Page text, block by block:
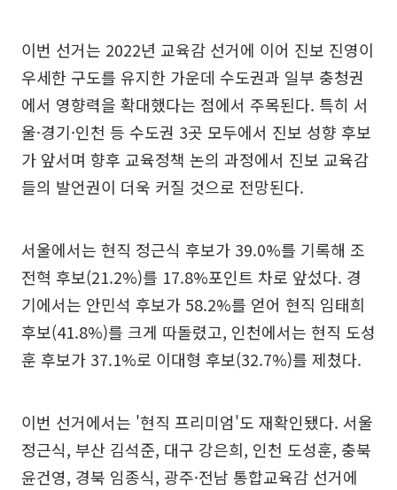
이번 선거는 2022년 교육감 선거에 이어 진보 진영이
우세한 구도를 유지한 가운데 수도권과 일부 충청권
에서 영향력을 확대했다는 점에서 주목된다. 특히 서
울·경기·인천 등 수도권 3곳 모두에서 진보 성향 후보
가 앞서며 향후 교육정책 논의 과정에서 진보 교육감
들의 발언권이 더욱 커질 것으로 전망된다.
서울에서는 현직 정근식 후보가 39.0%를 기록해 조
전혁 후보(21.2%)를 17.8%포인트 차로 앞섰다. 경
기에서는 안민석 후보가 58.2%를 얻어 현직 임태희
후보(41.8%)를 크게 따돌렸고, 인천에서는 현직 도성
훈 후보가 37.1%로 이대형 후보(32.7%)를 제쳤다.
이번 선거에서는 '현직 프리미엄'도 재확인됐다. 서울
정근식, 부산 김석준, 대구 강은희, 인천 도성훈, 충북
윤건영, 경북 임종식, 광주·전남 통합교육감 선거에